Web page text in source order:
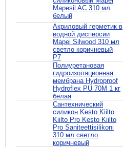
Mapesil AC 310 мл
белый
Акриловый герметик в
водной дисперсии
Mapei Silwood 310 мл
светло коричневый
P7
Полиуретановая
гидроизоляционная
мембрана Hydroproof
Hydroflex PU 70M 1 кг
белая
Сантехнический
силикон Kesto Kiilto
Kiilto Pro Kesto Kiilto
Pro Saniteettisilikoni
310 мл светло
коричневый